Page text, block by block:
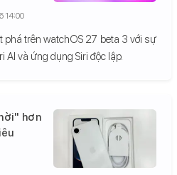
phá trên watchOS 27 beta 3 với sự
AI và ứng dụng Siri độc lập.
14:00
hơn